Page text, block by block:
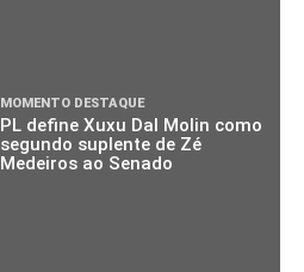
MOMENTO DESTAQUE
PL define Xuxu Dal Molin como
segundo suplente de Zé
Medeiros ao Senado